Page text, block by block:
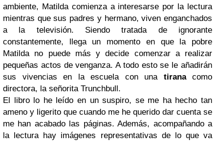
ambiente, Matilda comienza a interesarse por la lectura
mientras que sus padres y hermano, viven enganchados
a la televisión. Siendo tratada de ignorante
constantemente, llega un momento en que la pobre
Matilda no puede más y decide comenzar a realizar
pequeñas actos de venganza. A todo esto se le añadirán
sus vivencias en la escuela con una tiranacomo
directora, la señorita Trunchbull.
El libro lo he leído en un suspiro, se me ha hecho tan
ameno y ligerito que cuando me he querido dar cuenta se
me han acabado las páginas. Además, acompañando a
la lectura hay imágenes representativas de lo que va